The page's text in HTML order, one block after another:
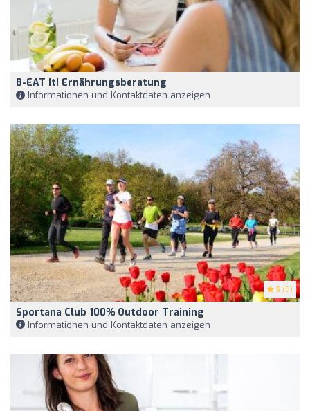
B-EAT It! Ernährungsberatung
Informationen und Kontaktdaten anzeigen
5 (5)
Sportana Club 100% Outdoor Training
Informationen und Kontaktdaten anzeigen